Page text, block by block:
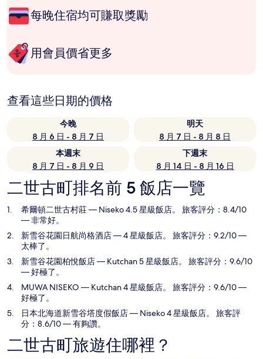
每晚住宿均可賺取獎勵
用會員價省更多
查看這些日期的價格
今晚
8 月 6 日 - 8 月 7 日
明天
8 月 7 日 - 8 月 8 日
本週末
8 月 7 日 - 8 月 9 日
下週末
8 月 14 日 - 8 月 16 日
二世古町排名前 5 飯店一覽
希爾頓二世古村莊— Niseko 4.5 星級飯店。 旅客評分：8.4/10
— 非常好。
新雪谷花園日航尚格酒店— 4 星級飯店。 旅客評分：9.2/10 —
太棒了。
新雪谷花園柏悅飯店— Kutchan 5 星級飯店。 旅客評分：9.6/10
— 好極了。
MUWA NISEKO — Kutchan 4 星級飯店。 旅客評分：9.6/10 —
好極了。
日本北海道新雪谷塔度假飯店— Niseko 4 星級飯店。 旅客評
分：8.6/10 — 有夠讚。
二世古町旅遊住哪裡？